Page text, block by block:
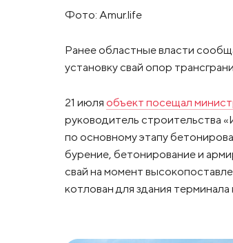
Фото: Amur.life
Ранее областные власти
установку свай опор
21 июля объект посещал
руководитель строительства
по основному этапу
бурение, бетонирование и
свай на момент
котлован для здания